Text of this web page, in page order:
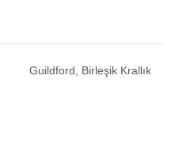
Guildford, Birleşik Krallık